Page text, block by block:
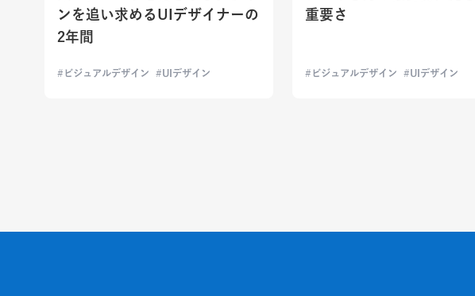
ンを追い求めるUIデザイナーの
2年間
ビジュアルデザイン UIデザイン
重要さ
ビジュアルデザイン UIデザイン